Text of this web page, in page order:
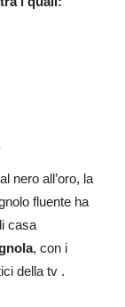
nero all’oro, la
fluente ha
casa
, con i
della tv .